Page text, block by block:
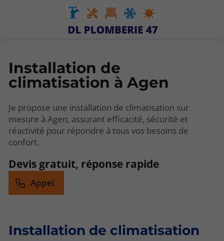
Installation de
climatisation à Agen
Je propose une installation de climatisation sur
mesure à Agen, assurant efficacité, sécurité et
réactivité pour répondre à tous vos besoins de
confort.
Devis gratuit, réponse rapide
Appel
Installation de climatisation